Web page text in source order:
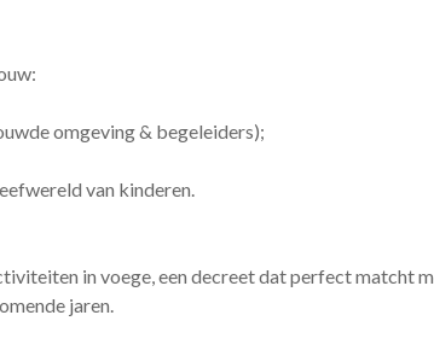
omgeving & begeleiders);
van kinderen.
in voege, een decreet dat perfect matcht
jaren.